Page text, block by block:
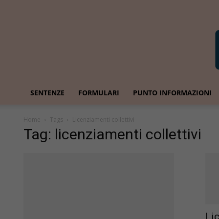
SENTENZE FORMULARI PUNTO INFORMAZIONI
Home Tags Licenziamenti collettivi
Tag: licenziamenti collettivi